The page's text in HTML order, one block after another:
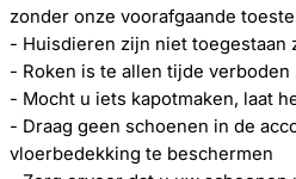
zonder onze voorafgaande
- Huisdieren zijn niet toegestaan
- Roken is te allen tijde verboden
- Mocht u iets kapotmaken, laat
- Draag geen schoenen in de
vloerbedekking te beschermen